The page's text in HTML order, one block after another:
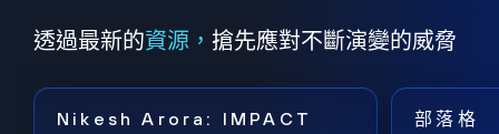
透過最新的資源， 搶先應對不斷演變的威脅
Nikesh Arora: IMPACT
部落格